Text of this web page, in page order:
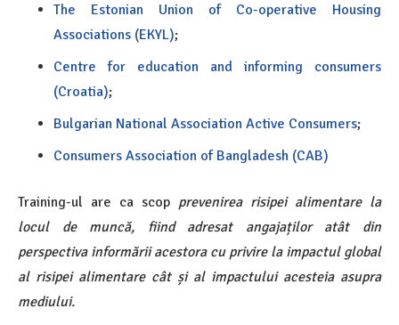
The Estonian Union of Co-operative Housing
Associations (EKYL);
Centre for education and informing consumers
(Croatia);
Bulgarian National Association Active Consumers;
Consumers Association of Bangladesh (CAB)
Training-ul are ca scop prevenirea risipei alimentare la
locul de muncă, fiind adresat angajaților atât din
perspectiva informării acestora cu privire la impactul global
al risipei alimentare cât și al impactului acesteia asupra
mediului.